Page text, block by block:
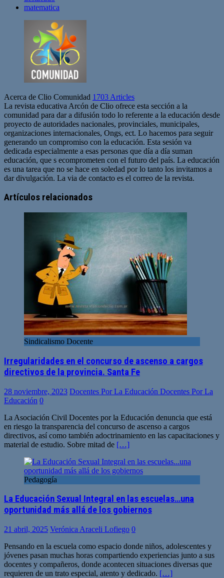
matematica
Acerca de Clio Comunidad 1703 Articles
La revista educativa Arcón de Clio ofrece esta sección a la
comunidad para dar a difusión todo lo referente a la educación desde
proyecto de autoridades nacionales, provinciales, municipales,
organizaciones internacionales, Ongs, ect. Lo hacemos para seguir
generando un compromiso con la educación. Esta sesión va
dedicada especialmente a esas personas que día a día suman
educación, que s ecomprometen con el futuro del país. La educación
es una tarea que no se hace en soledad por lo tanto los invitamos a
dar divulgación. La via de contacto es el correo de la revista.
web
Artículos relacionados
Sindicalismo Docente
Irregularidades en el concurso de ascenso a cargos
directivos de la provincia. Santa Fe
28 noviembre, 2023 Docentes Por La Educación Docentes Por La
Educación 0
La Asociación Civil Docentes por la Educación denuncia que está
en riesgo la transparencia del concurso de ascenso a cargos
directivos, así como también adoctrinamiento en las capacitaciones y
material de estudio. Sobre mitad de […]
Pedagogía
La Educación Sexual Integral en las escuelas…una
oportunidad más allá de los gobiernos
21 abril, 2025 Verónica Araceli Lofiego 0
Pensando en la escuela como espacio donde niños, adolescentes y
jóvenes pasan muchas horas compartiendo experiencias junto a sus
docentes y compañeros, donde acontecen situaciones diversas que
requieren de un trato especial, atento y dedicado. […]